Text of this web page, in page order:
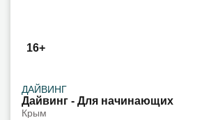
16+
ДАЙВИНГ
Дайвинг - Для начинающих
Крым